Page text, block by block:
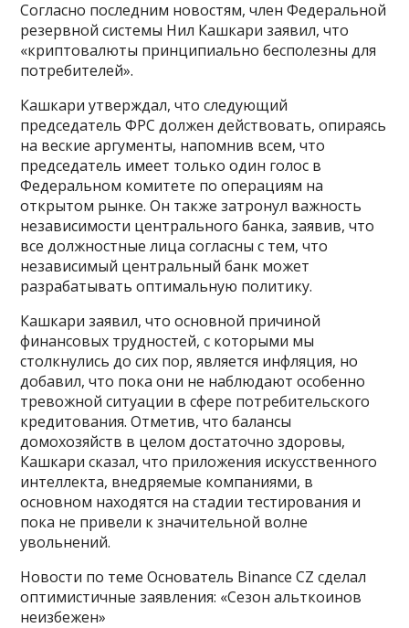
Согласно последним новостям, член Федеральной
резервной системы Нил Кашкари заявил, что
«криптовалюты принципиально бесполезны для
потребителей».
Кашкари утверждал, что следующий
председатель ФРС должен действовать, опираясь
на веские аргументы, напомнив всем, что
председатель имеет только один голос в
Федеральном комитете по операциям на
открытом рынке. Он также затронул важность
независимости центрального банка, заявив, что
все должностные лица согласны с тем, что
независимый центральный банк может
разрабатывать оптимальную политику.
Кашкари заявил, что основной причиной
финансовых трудностей, с которыми мы
столкнулись до сих пор, является инфляция, но
добавил, что пока они не наблюдают особенно
тревожной ситуации в сфере потребительского
кредитования. Отметив, что балансы
домохозяйств в целом достаточно здоровы,
Кашкари сказал, что приложения искусственного
интеллекта, внедряемые компаниями, в
основном находятся на стадии тестирования и
пока не привели к значительной волне
увольнений.
Новости по теме Основатель Binance CZ сделал
оптимистичные заявления: «Сезон альткоинов
неизбежен»